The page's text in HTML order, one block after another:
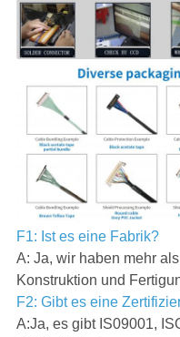
F1: Ist es eine Fabrik?
A: Ja, wir haben mehr
Konstruktion und
F2: Gibt es eine
A:Ja, es gibt IS09001,